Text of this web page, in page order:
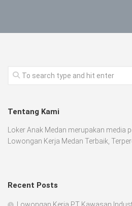
Tentang Kami
Loker Anak Medan merupakan media
Lowongan Kerja Medan Terbaik,
Recent Posts